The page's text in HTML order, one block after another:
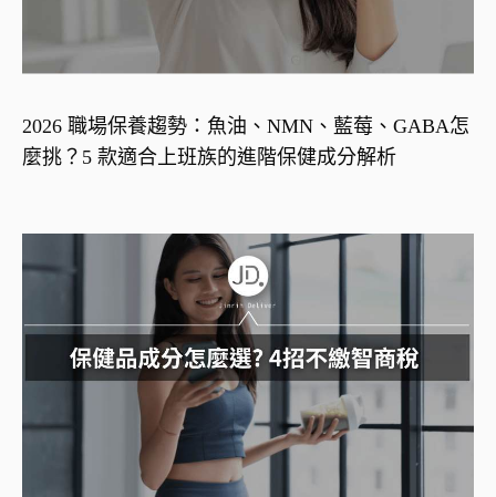
2026 職場保養趨勢：魚油、NMN、藍莓、GABA怎
麼挑？5 款適合上班族的進階保健成分解析